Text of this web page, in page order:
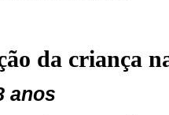
da criança
anos